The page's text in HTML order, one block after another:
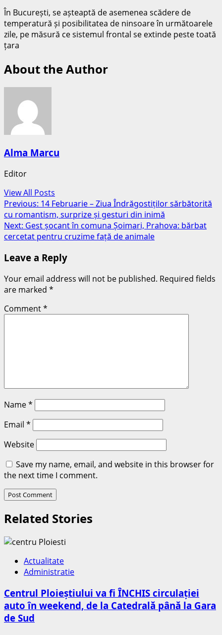
În București, se așteaptă de asemenea scădere de
temperatură și posibilitatea de ninsoare în următoarele
zile, pe măsură ce sistemul frontal se extinde peste toată
țara
About the Author
Alma Marcu
Editor
View All Posts
Post
navigation
Previous: 14 Februarie – Ziua Îndrăgostiților sărbătorită
cu romantism, surprize și gesturi din inimă
Next: Gest șocant în comuna Șoimari, Prahova: bărbat
cercetat pentru cruzime față de animale
Leave a Reply
Your email address will not be published. Required fields
are marked *
Comment*
Name*
Email *
Website
Save my name, email, and website in this browser for
the next time I comment.
Related Stories
Actualitate
Administratie
Centrul Ploieștiului va fi ÎNCHIS circulației
auto în weekend, de la Catedrală până la Gara
de Sud